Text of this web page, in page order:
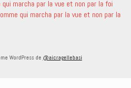
qui marcha par la vue et non par la foi
qui marcha par la vue et non par la
WordPress de @aicragellebasi